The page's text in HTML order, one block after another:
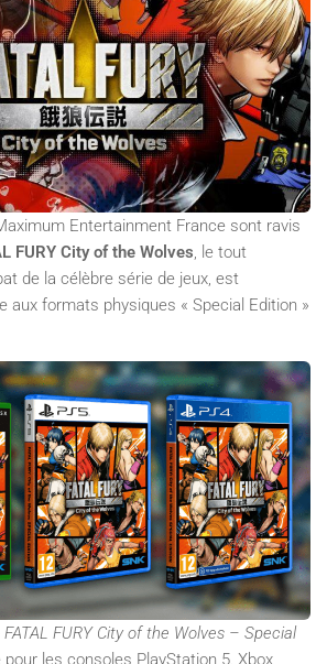
Entertainment France sont ravis
FURY City of the Wolves , le tout
de la célèbre série de jeux, est
aux formats physiques « Special Edition »
FATAL FURY City of the Wolves – Special
les consoles PlayStation 5, Xbox